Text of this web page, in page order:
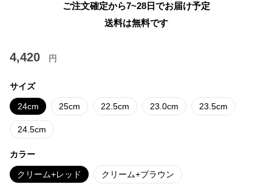
ご注文確定から7~28日でお届け予定
送料は無料です
4,420 円
サイズ
24cm 25cm 22.5cm 23.0cm 23.5cm
24.5cm
カラー
クリーム+レッド クリーム+ブラウン